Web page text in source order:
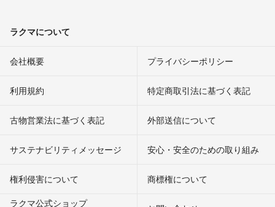
ラクマについて
会社概要 プライバシーポリシー
利用規約 特定商取引法に基づく表記
古物営業法に基づく表記 外部送信について
サステナビリティメッセージ 安心・安全のための取り組み
権利侵害について
商標権について
ラクマ公式ショップ